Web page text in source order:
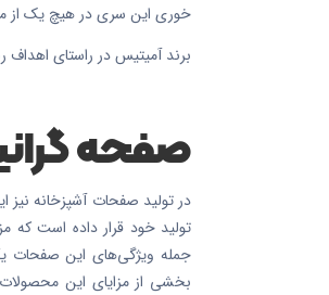
خوری این سری در هیچ یک از
برند آمیتیس در راستای اهداف
صفحه
در تولید صفحات آشپزخانه نیز
تولید خود قرار داده است که
جمله ویژگی‌های این صفحات
بخشی از مزایای این